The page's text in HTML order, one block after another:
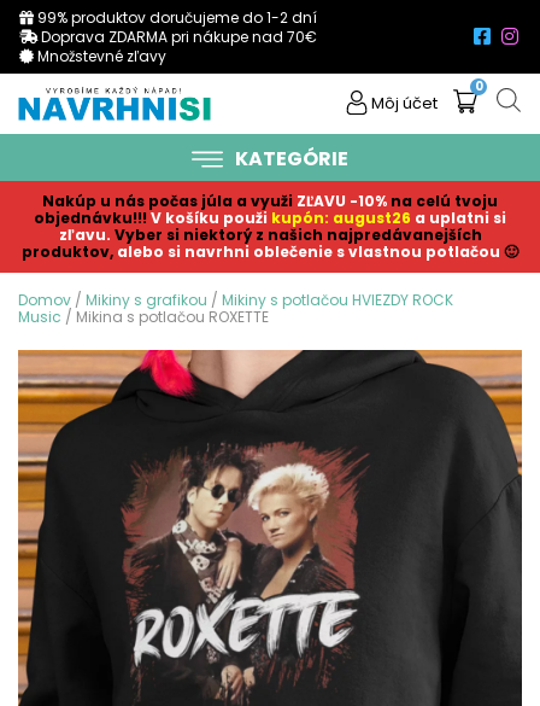
99% produktov doručujeme do 1-2 dní
Doprava ZDARMA pri nákupe nad 70€
Množstevné zľavy
Môj účet
0
KATEGÓRIE
Nakúp u nás počas júla a využi ZĽAVU -10% na celú tvoju
objednávku!!! V košíku použi kupón: august26 a uplatni si
zľavu. Vyber si niektorý z našich najpredávanejších
produktov, alebo si navrhni oblečenie s vlastnou potlačou 🙂
Domov / Mikiny s grafikou / Mikiny s potlačou HVIEZDY ROCK
Music / Mikina s potlačou ROXETTE